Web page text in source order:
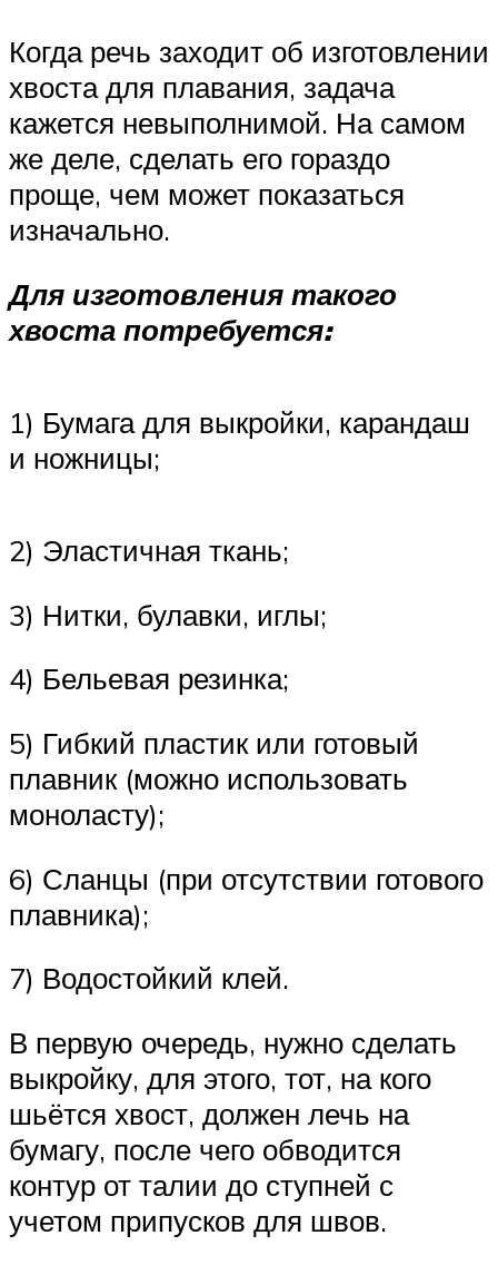
Когда речь заходит об изготовлении
хвоста для плавания, задача
кажется невыполнимой. На самом
же деле, сделать его гораздо
проще, чем может показаться
изначально.
Для изготовления такого
хвоста потребуется:
1) Бумага для выкройки, карандаш
и ножницы;
2) Эластичная ткань;
3) Нитки, булавки, иглы;
4) Бельевая резинка;
5) Гибкий пластик или готовый
плавник (можно использовать
моноласту);
6) Сланцы (при отсутствии готового
плавника);
7) Водостойкий клей.
В первую очередь, нужно сделать
выкройку, для этого, тот, на кого
шьётся хвост, должен лечь на
бумагу, после чего обводится
контур от талии до ступней с
учетом припусков для швов.